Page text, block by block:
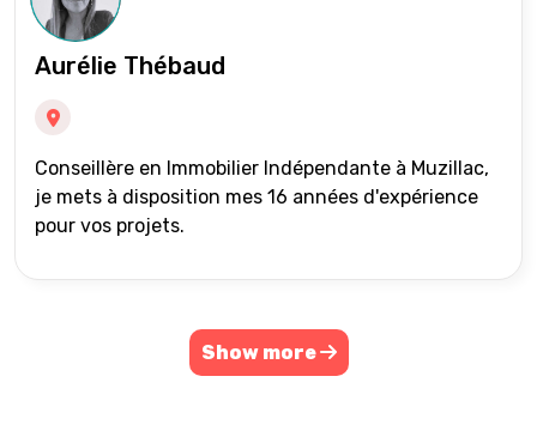
Aurélie Thébaud
Conseillère en Immobilier Indépendante à Muzillac,
je mets à disposition mes 16 années d'expérience
pour vos projets.
Show more